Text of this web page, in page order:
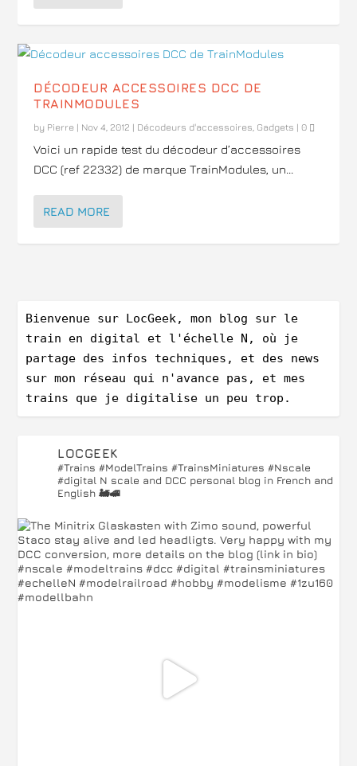
DÉCODEUR ACCESSOIRES DCC DE
TRAINMODULES
by Pierre | Nov 4, 2012 | Décodeurs d'accessoires, Gadgets |0
Voici un rapide test du décodeur d’accessoires
DCC (ref 22332) de marque TrainModules, un...
READ MORE
Bienvenue sur LocGeek, mon blog sur le
train en digital et l'échelle N, où je
partage des infos techniques, et des news
sur mon réseau qui n'avance pas, et mes
trains que je digitalise un peu trop.
LOCGEEK
#Trains #ModelTrains #TrainsMiniatures #Nscale
#digital N scale and DCC personal blog in French and
English 🚂🚅